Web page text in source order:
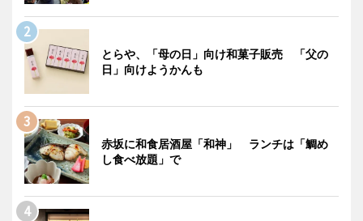
とらや、「母の日」向け和菓子販売 「父の
日」向けようかんも
赤坂に和食居酒屋「和神」 ランチは「鯛め
し食べ放題」で